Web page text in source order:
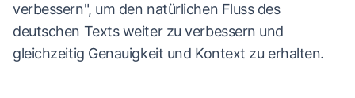
verbessern", um den natürlichen Fluss des
deutschen Texts weiter zu verbessern und
gleichzeitig Genauigkeit und Kontext zu erhalten.